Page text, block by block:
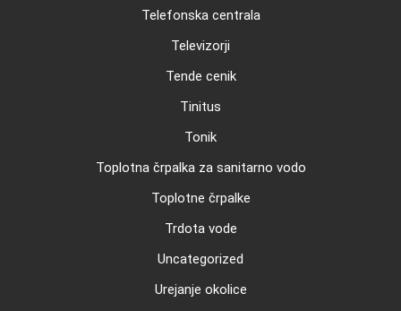
Telefonska centrala
Televizorji
Tende cenik
Tinitus
Tonik
Toplotna črpalka za sanitarno vodo
Toplotne črpalke
Trdota vode
Uncategorized
Urejanje okolice